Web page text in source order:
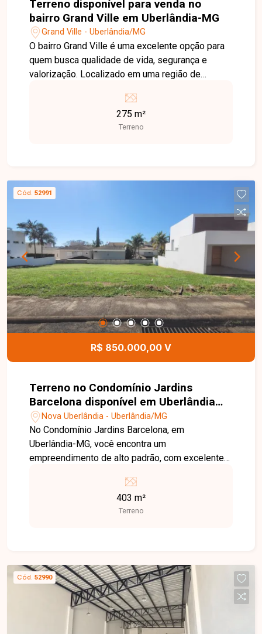
Terreno disponível para venda no
bairro Grand Ville em Uberlândia-MG
Grand Ville - Uberlândia/MG
O bairro Grand Ville é uma excelente opção para
quem busca qualidade de vida, segurança e
valorização. Localizado em uma região de
principais vias da cidade e reúne tranquilidade,
infraestrutura e excelente potencial para
proporcionando excelente aproveitamento do
terreno em um condomínio que oferece
segurança e conforto para toda a família. Entre
em contato com a Delta Imóveis e agende um
atendimento. Nossa equipe está pronta para
apresentar todos os detalhes deste imóvel e
auxiliar você na realização de um excelente
investimento.
275 m²
Terreno
Cód. 52991
R$ 850.000,00 V
Terreno no Condomínio Jardins
Barcelona disponível em Uberlândia
MGNova Uberlândia - Uberlândia/MG
No Condomínio Jardins Barcelona, em
Uberlândia-MG, você encontra um
empreendimento de alto padrão, com excelente
fácil acesso às principais vias da cidade, ideal
para quem busca qualidade de vida e valorização
residencial moderno e personalizado. O
condomínio conta com portaria 24 horas e uma
completa infraestrutura de lazer, incluindo
academia, salão de jogos, salão de festas,
playground e quadra de tênis, proporcionando
403 m²
Terreno
Cód. 52990